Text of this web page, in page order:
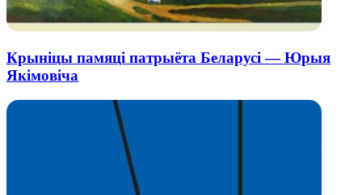
Крыніцы памяці патрыёта Беларусі — Юрыя
Якімовіча